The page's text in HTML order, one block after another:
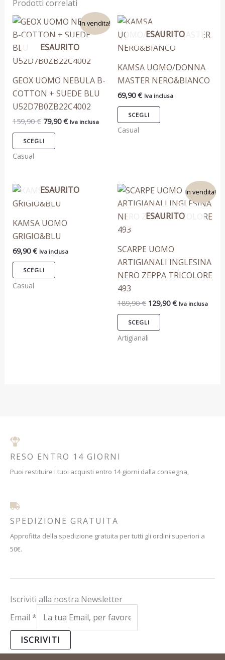
Prodotti correlati
In vendita!
ESAURITO
GEOX UOMO NEBULA B-
COTTON + SUEDE BLU
U52D7B0ZB22C4002
159,90€
Il
originale
era:
79,90€
Il
prezzo
attuale
è:
Iva inclusa
SCEGLI
Questo
prodotto
ha
più
Le
opzioni
possono
essere
nella
prodotto
Casual
ESAURITO
KAMSA UOMO/DONNA
MASTER NERO&BIANCO
69,90€ Iva inclusa
SCEGLI
prodotto
ha
varianti.
Le
opzioni
essere
prodotto
Casual
ESAURITO
KAMSA UOMO
GRIGIO&BLU
69,90€ Iva inclusa
SCEGLI
Questo
prodotto
più
varianti.
Le
possono
Casual
In vendita!
ESAURITO
SCARPE UOMO
ARTIGIANALI INGLESINA
NERO ZEPPA TRICOLORE
493
189,90€
Il
prezzo
originale
era:
129,90€
Il
prezzo
attuale
è:
Iva inclusa
SCEGLI
Questo
prodotto
ha
Le
opzioni
possono
scelte
pagina
Artigianali
RESO ENTRO 14 GIORNI
Puoi restituire i tuoi acquisti entro 14 giorni dalla consegna,
SPEDIZIONE GRATUITA
Approfitta della spedizione gratuita per tutti gli ordini superiori a
50€.
Iscriviti alla nostra Newsletter
Email *
ISCRIVITI